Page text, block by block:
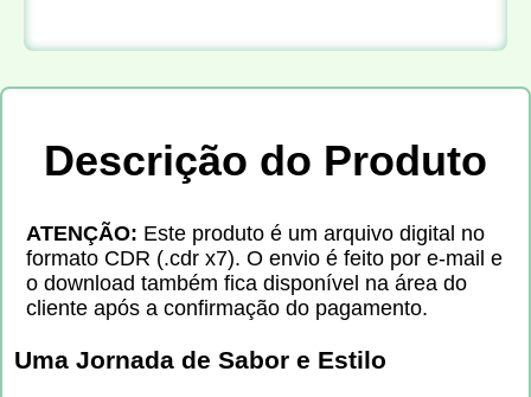
Descrição do Produto
ATENÇÃO: Este produto é um arquivo digital no
formato CDR (.cdr x7). O envio é feito por e-mail e
o download também fica disponível na área do
cliente após a confirmação do pagamento.
Uma Jornada de Sabor e Estilo